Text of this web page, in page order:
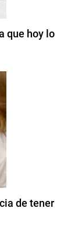
que hoy lo
de tener